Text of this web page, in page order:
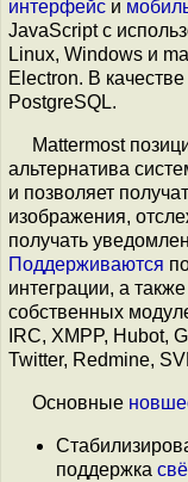
интерфейс и
JavaScript с
Linux, Windows и
Electron. В
PostgreSQL.
Mattermost
альтернатива
и позволяет
изображения,
получать
Поддерживаются
интеграции, а
собственных
IRC, XMPP, Hubot,
Twitter, Redmine,
Основные
поддержка